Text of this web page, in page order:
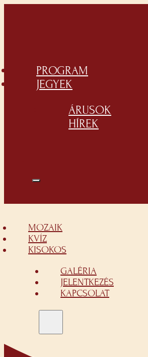
PROGRAM
JEGYEK
ÁRUSOK
HÍREK
MOZAIK
KVÍZ
KISOKOS
GALÉRIA
JELENTKEZÉS
KAPCSOLAT